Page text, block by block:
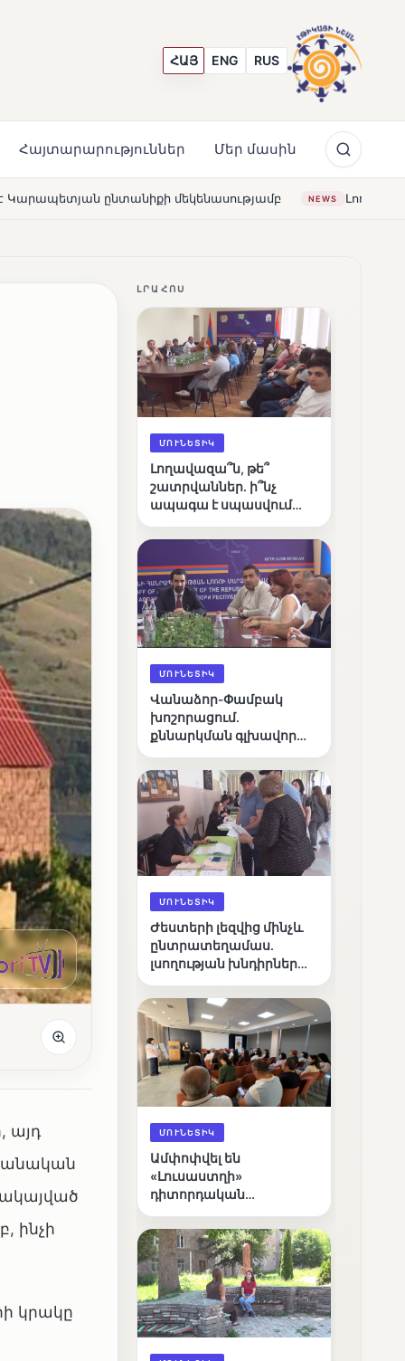
ՀԱՅ ENG RUS
Հայտարարություններ Մեր մասին
NEWS Լողավազա՞ն, թե՞ շատրվաններ.
այդ
ինչի
կրակը
ԼՐԱՀՈՍ
ՄՈՒՆԵՏԻԿ
Լողավազա՞ն, թե՞
շատրվաններ. ի՞նչ
ապագա է սպասվում
լճին
ՄՈՒՆԵՏԻԿ
Վանաձոր-Փամբակ
խոշորացում.
քննարկման գլխավոր
կառավարո՞ւմ, թե՞
քաղաքական նպատակ
ՄՈՒՆԵՏԻԿ
Ժեստերի լեզվից մինչև
ընտրատեղամաս.
լսողության խնդիրներ
ճանապարհը
ՄՈՒՆԵՏԻԿ
Ամփոփվել են
«Լուսաստղի»
դիտորդական
արդյունքները